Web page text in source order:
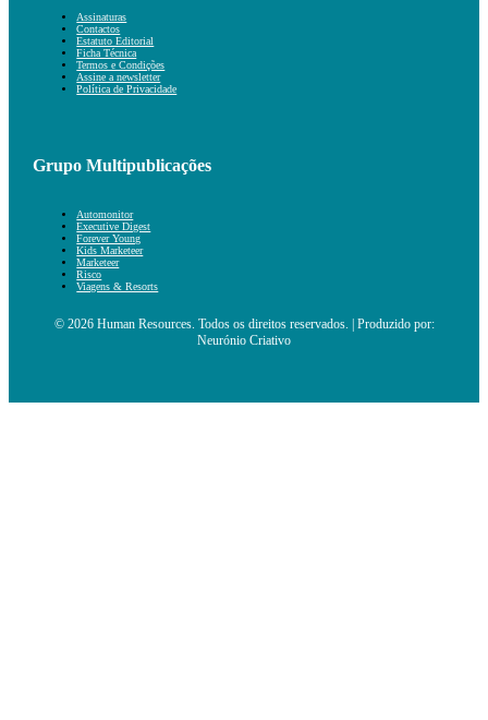
Assinaturas
Contactos
Estatuto Editorial
Ficha Técnica
Termos e Condições
Assine a newsletter
Política de Privacidade
Grupo Multipublicações
Automonitor
Executive Digest
Forever Young
Kids Marketeer
Marketeer
Risco
Viagens & Resorts
© 2026 Human Resources. Todos os direitos reservados. | Produzido por:
Neurónio Criativo